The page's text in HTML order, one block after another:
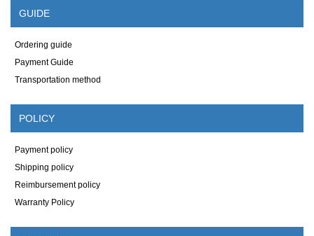
GUIDE
Ordering guide
Payment Guide
Transportation method
POLICY
Payment policy
Shipping policy
Reimbursement policy
Warranty Policy